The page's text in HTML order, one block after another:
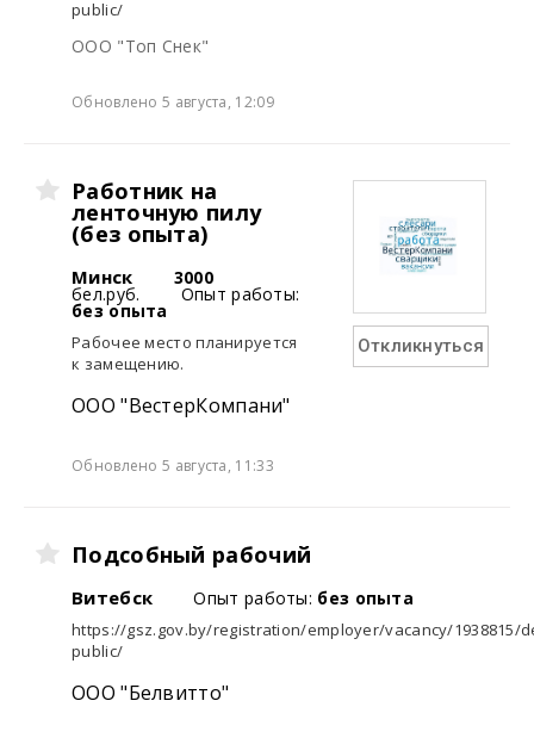
public/
ООО "Топ Снек"
Обновлено 5 августа, 12:09
Работник на
ленточную пилу
(без опыта)
Минск 3000
бел.руб. Опыт работы:
без опыта
Рабочее место планируется
к замещению.
ООО "ВестерКомпани"
Обновлено 5 августа, 11:33
Откликнуться
Подсобный рабочий
Витебск Опыт работы: без опыта
https://gsz.gov.by/registration/employer/vacancy/1938815/
public/
ООО "Белвитто"